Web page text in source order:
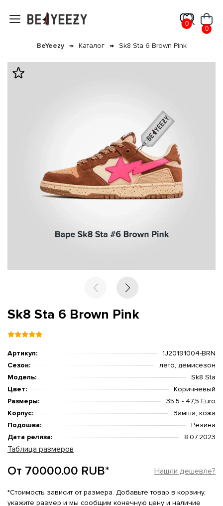
0
0
BeYeezy Каталог Sk8 Sta 6 Brown Pink
Sk8 Sta 6 Brown Pink
Артикул:
1J20191004-BRN
Сезон:
лето, демисезон
Модель:
Sk8 Sta
Цвет:
Коричневый
Размеры:
35,5 - 47,5 Euro
Корпус:
Замша, кожа
Подошва:
Резина
Дата релиза:
8.07.2023
Таблица размеров
От 70000.00 RUB* Нашли дешевле?
*Стоимость зависит от размера. Добавьте товар в корзину,
укажите размер и мы сообщим конечную цену и наличие